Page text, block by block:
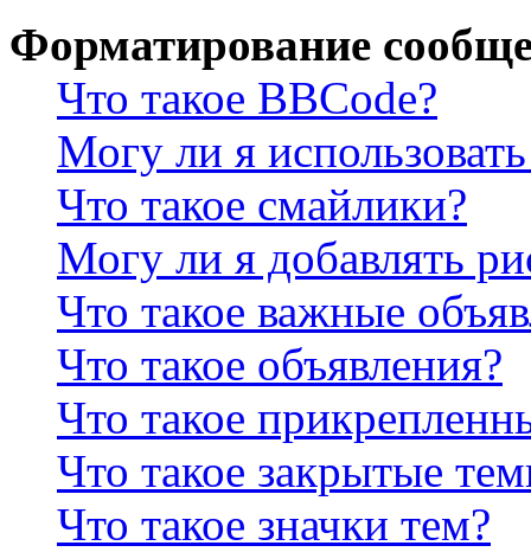
Форматирование
Что такое BBCode?
Могу ли я
Что такое смайлики?
Могу ли я добавлять
Что такое важные
Что такое объявления?
Что такое
Что такое закрытые
Что такое значки тем?